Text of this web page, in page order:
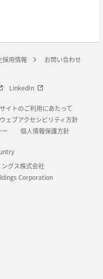
採用情報 お問い合わせ
LinkedIn
サイトのご利用にあたって
ウェブアクセシビリティ方針
個人情報保護方針
グス株式会社
Corporation